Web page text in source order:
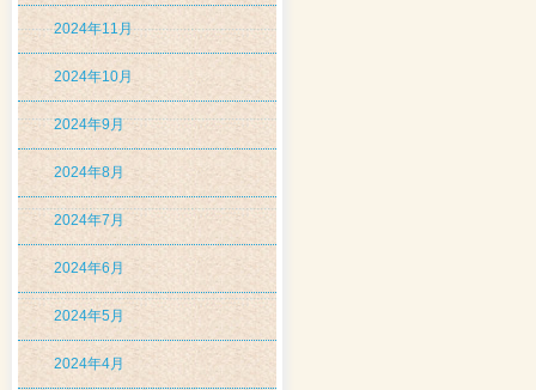
2024年11月
2024年10月
2024年9月
2024年8月
2024年7月
2024年6月
2024年5月
2024年4月